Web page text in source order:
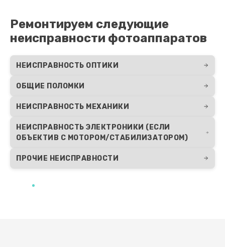
Ремонтируем следующие
неисправности фотоаппаратов
НЕИСПРАВНОСТЬ ОПТИКИ
ОБЩИЕ ПОЛОМКИ
НЕИСПРАВНОСТЬ МЕХАНИКИ
НЕИСПРАВНОСТЬ ЭЛЕКТРОНИКИ (ЕСЛИ
ОБЪЕКТИВ С МОТОРОМ/СТАБИЛИЗАТОРОМ)
ПРОЧИЕ НЕИСПРАВНОСТИ